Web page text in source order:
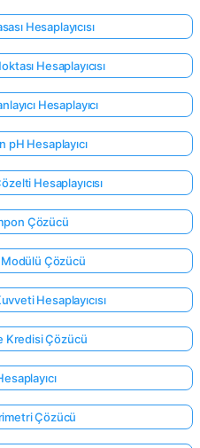
Hesaplayıcısı
Hesaplayıcısı
Hesaplayıcı
pH Hesaplayıcı
Hesaplayıcısı
Çözücü
Çözücü
Hesaplayıcısı
Kredisi Çözücü
Çözücü